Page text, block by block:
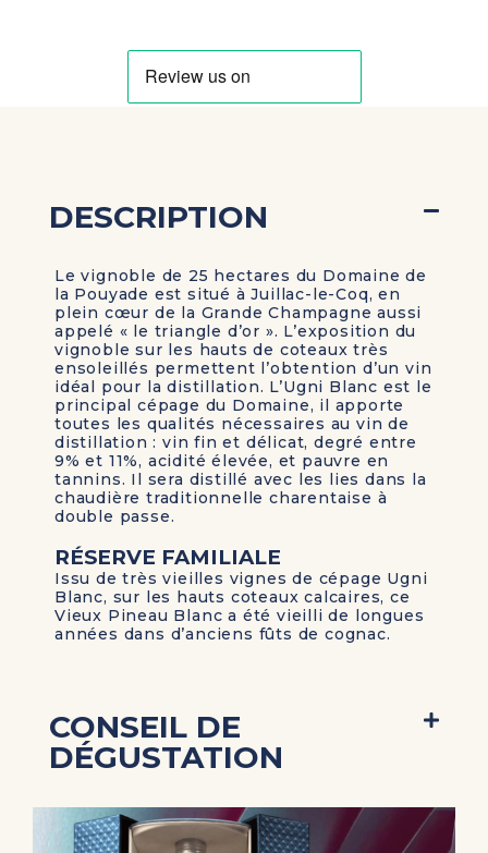
DESCRIPTION
Le vignoble de 25 hectares du Domaine de
la Pouyade est situé à Juillac-le-Coq, en
plein cœur de la Grande Champagne aussi
appelé « le triangle d’or ». L’exposition du
vignoble sur les hauts de coteaux très
ensoleillés permettent l’obtention d’un vin
idéal pour la distillation. L’Ugni Blanc est le
principal cépage du Domaine, il apporte
toutes les qualités nécessaires au vin de
distillation : vin fin et délicat, degré entre
9% et 11%, acidité élevée, et pauvre en
tannins. Il sera distillé avec les lies dans la
chaudière traditionnelle charentaise à
double passe.
RÉSERVE FAMILIALE
Issu de très vieilles vignes de cépage Ugni
Blanc, sur les hauts coteaux calcaires, ce
Vieux Pineau Blanc a été vieilli de longues
années dans d’anciens fûts de cognac.
CONSEIL DE
DÉGUSTATION